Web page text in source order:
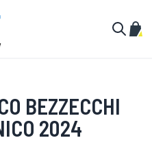
Mi
BEZZECCHI
2024